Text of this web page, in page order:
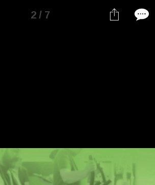
2 / 7